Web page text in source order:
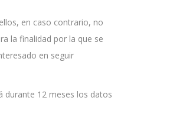
en caso contrario, no
la finalidad por la que se
en seguir
durante 12 meses los datos